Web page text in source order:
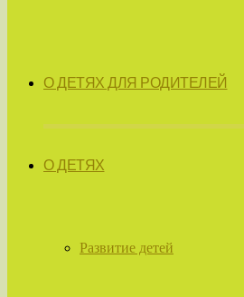
О ДЕТЯХ ДЛЯ РОДИТЕЛЕЙ
О ДЕТЯХ
Развитие детей